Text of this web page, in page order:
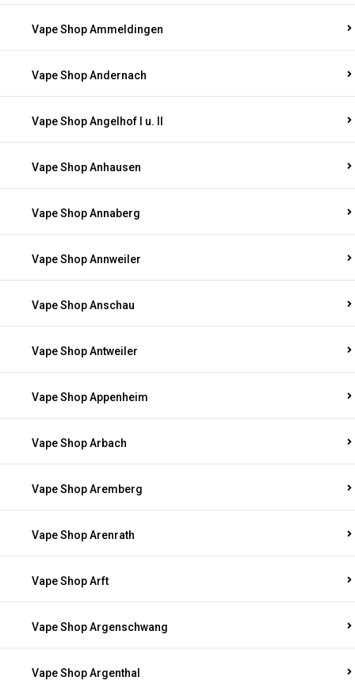
Vape Shop Ammeldingen
Vape Shop Andernach
Vape Shop Angelhof I u. II
Vape Shop Anhausen
Vape Shop Annaberg
Vape Shop Annweiler
Vape Shop Anschau
Vape Shop Antweiler
Vape Shop Appenheim
Vape Shop Arbach
Vape Shop Aremberg
Vape Shop Arenrath
Vape Shop Arft
Vape Shop Argenschwang
Vape Shop Argenthal